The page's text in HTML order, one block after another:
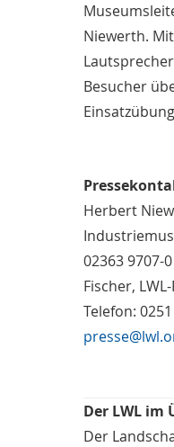
Niewerth.
Besucher
Herbert
02363 9707-
Fischer,
Telefon:
Der LWL im
Der